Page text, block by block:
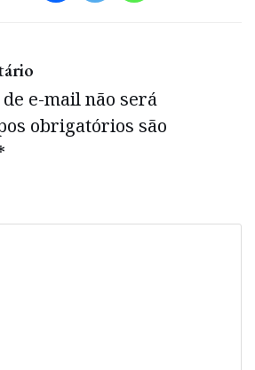
e-mail não será
obrigatórios são